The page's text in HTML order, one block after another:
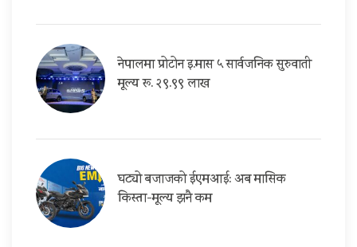
नेपालमा प्रोटोन इ.मास ५ सार्वजनिक सुरुवाती
मूल्य रू. २९.९९ लाख
घट्यो बजाजको ईएमआई: अब मासिक
किस्ता-मूल्य झनै कम